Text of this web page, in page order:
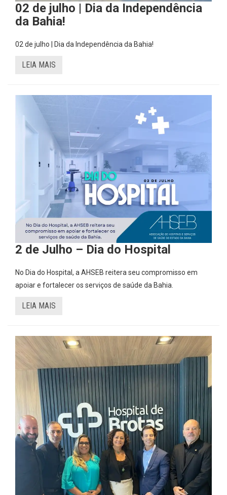
02 de julho | Dia da Independência
da Bahia!
02 de julho | Dia da Independência da Bahia!
LEIA MAIS
2 de Julho – Dia do Hospital
No Dia do Hospital, a AHSEB reitera seu compromisso em
apoiar e fortalecer os serviços de saúde da Bahia.
LEIA MAIS